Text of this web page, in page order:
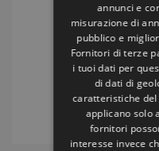
annunci e
misurazione di
pubblico e
Fornitori di terze
i tuoi dati per
di dati di
caratteristiche del
applicano solo
fornitori
interesse invece